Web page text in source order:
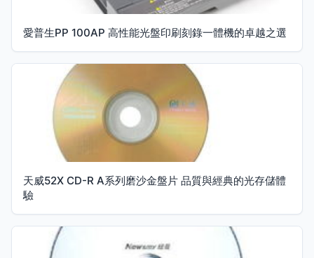
愛普生PP 100AP 高性能光盤印刷刻錄一體機的卓越之選
天威52X CD-R A系列磨沙金盤片 品質與經典的光存儲體
驗